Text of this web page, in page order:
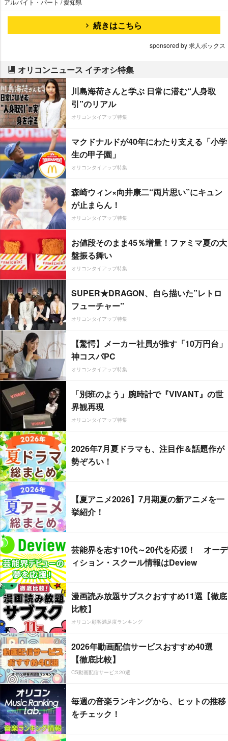
アルバイト・パート / 愛知県
続きはこちら
sponsored by 求人ボックス
オリコンニュース イチオシ特集
川島海荷さんと学ぶ 日常に潜む“人身取
引”のリアル
オリコンタイアップ特集
マクドナルドが40年にわたり支える「小学
生の甲子園」
オリコンタイアップ特集
森崎ウィン×向井康二“両片思い”にキュン
が止まらん！
オリコンタイアップ特集
お値段そのまま45％増量！ファミマ夏の大
盤振る舞い
オリコンタイアップ特集
SUPER★DRAGON、自ら描いた”レトロ
フューチャー”
オリコンタイアップ特集
【驚愕】メーカー社員が推す「10万円台」
神コスパPC
オリコンタイアップ特集
「別班のよう」腕時計で『VIVANT』の世
界観再現
オリコンタイアップ特集
2026年7月夏ドラマも、注目作＆話題作が
勢ぞろい！
【夏アニメ2026】7月期夏の新アニメを一
挙紹介！
芸能界を志す10代～20代を応援！ オーデ
ィション・スクール情報はDeview
漫画読み放題サブスクおすすめ11選【徹底
比較】
オリコン顧客満足度ランキング
2026年動画配信サービスおすすめ40選
【徹底比較】
CS動画配信サービス20選
毎週の音楽ランキングから、ヒットの推移
をチェック！